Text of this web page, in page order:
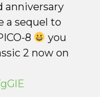
anniversary
a sequel to
8
you
2 now on